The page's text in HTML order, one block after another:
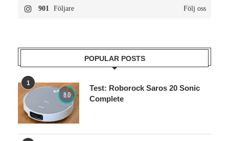
901 Följare Följ oss
POPULAR POSTS
1
8.0
Test: Roborock Saros 20 Sonic
Complete